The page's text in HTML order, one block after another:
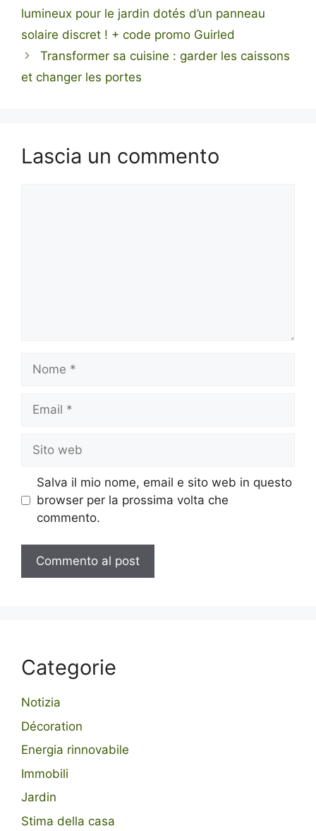
lumineux pour le jardin dotés d’un panneau
solaire discret ! + code promo Guirled
Transformer sa cuisine : garder les caissons
et changer les portes
Lascia un commento
web
Salva il mio nome, email e sito web in questo
browser per la prossima volta che
commento.
Categorie
Notizia
Décoration
Energia rinnovabile
Immobili
Jardin
Stima della casa